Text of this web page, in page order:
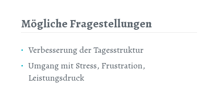
Mögliche Fragestellungen
Verbesserung der Tagesstruktur
Umgang mit Stress, Frustration,
Leistungsdruck